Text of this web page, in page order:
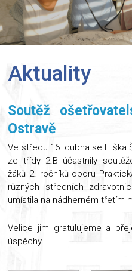
Aktuality
Soutěž
Ostravě
Ve středu 16. dubna se Eliška
ze třídy 2.B účastnily
žáků 2. ročníků oboru
různých středních
umístila na nádherném třetím
Velice jim gratulujeme a
úspěchy.